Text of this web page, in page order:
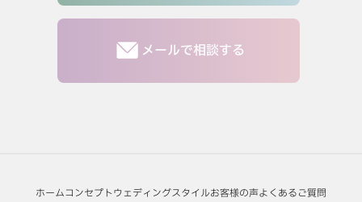
メールで相談する
ホームコンセプトウェディングスタイルお客様の声よくあるご質問